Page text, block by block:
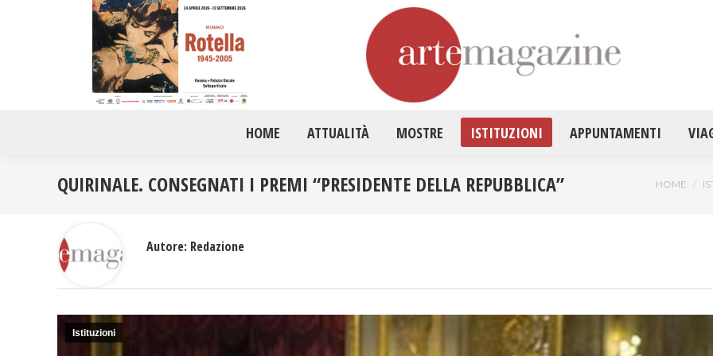
HOME ATTUALITÀ MOSTRE ISTITUZIONI APPUNTAMENTI
QUIRINALE. CONSEGNATI I PREMI “PRESIDENTE DELLA REPUBBLICA” Tu sei
HOME
Istituzioni
Autore: Redazione
HOME